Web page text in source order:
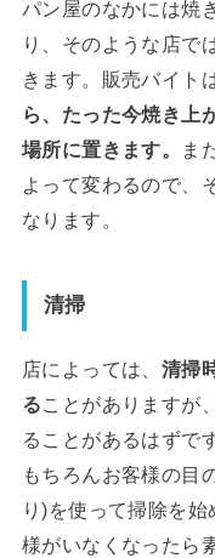
パン屋のなかには焼
り、そのような店で
きます。販売バイト
ら、たった今焼き上
場所に置きます。
ま
よって変わるので、
なります。
清掃
店によっては、 清掃
ることがありますが
ることがあるはずで
もちろんお客様の目
り)を使って掃除を
様がいなくなったら